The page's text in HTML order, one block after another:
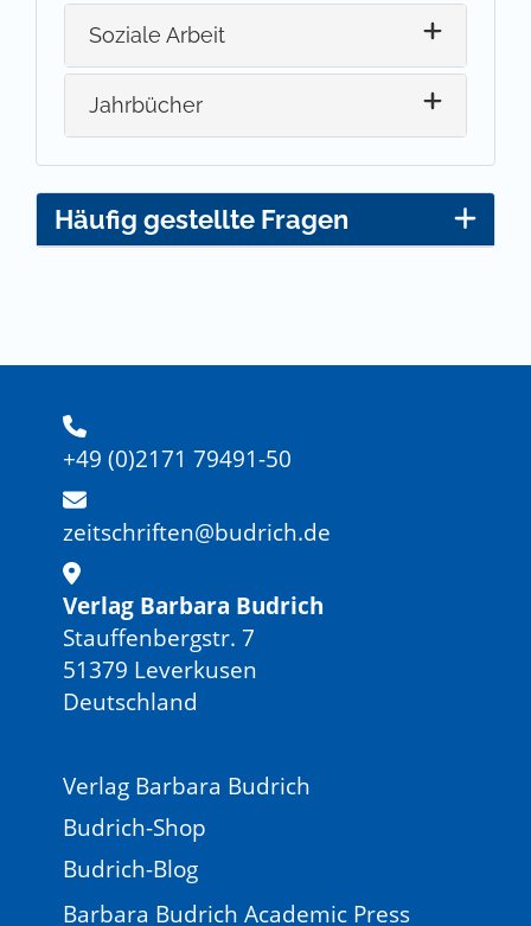
Soziale Arbeit
Jahrbücher
Häufig gestellte Fragen
+49 (0)2171 79491-50
zeitschriften@budrich.de
Verlag Barbara Budrich
Stauffenbergstr. 7
51379 Leverkusen
Deutschland
Verlag Barbara Budrich
Budrich-Shop
Budrich-Blog
Barbara Budrich Academic Press